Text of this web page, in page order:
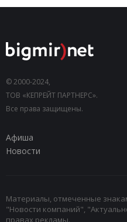
© 2000-2024,
ТОВ «КЕПРЕЙТ ПАРТНЕРС».
Все права защищены.
Афиша
Новости
Материалы, отмеченные
"Новости компаний",